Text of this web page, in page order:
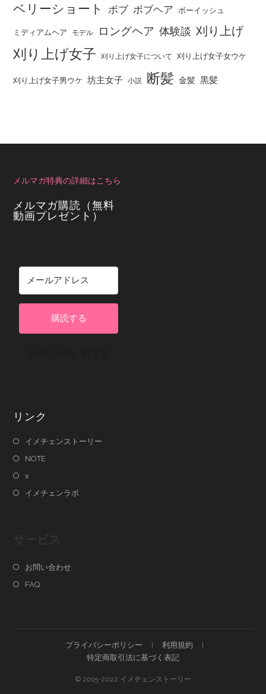
ベリーショート
ボブ ボブヘア ボーイッシュ
ミディアムヘア モデル ロングヘア 体験談 刈り上げ
刈り上げ女子 刈り上げ女子について 刈り上げ女子女ウケ
刈り上げ女子男ウケ 坊主女子 小説 断髪 金髪 黒髪
メルマガ特典の詳細はこちら
メルマガ購読（無料
動画プレゼント）
購読する
リンク
イメチェンストーリー
NOTE
x
イメチェンラボ
お問い合わせ
FAQ
プライバシーポリシー
利用規約
特定商取引法に基づく表記
© 2015-2022 イメチェンストーリー